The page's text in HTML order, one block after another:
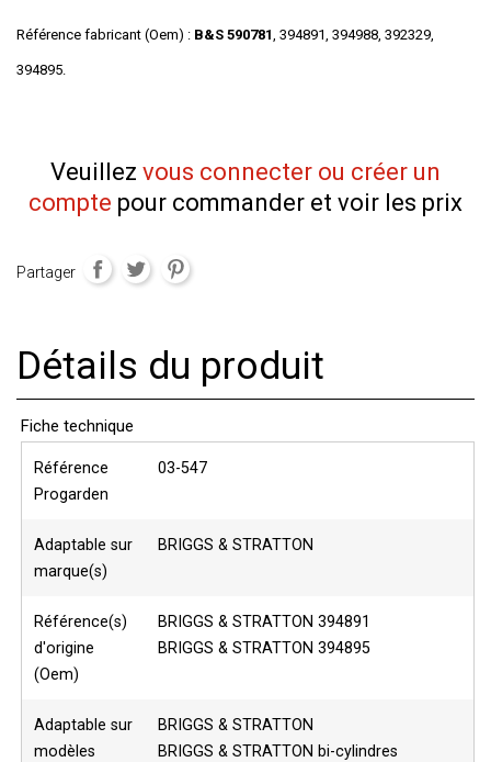
Référence fabricant (Oem) : B&S 590781, 394891, 394988, 392329,
394895.
Veuillez vous connecter ou créer un
compte pour commander et voir les prix
Partager
Détails du produit
Fiche technique
Référence
Progarden
03-547
Adaptable sur
marque(s)
BRIGGS & STRATTON
Référence(s)
d'origine
(Oem)
BRIGGS & STRATTON 394891
BRIGGS & STRATTON 394895
Adaptable sur
modèles
BRIGGS & STRATTON
BRIGGS & STRATTON bi-cylindres